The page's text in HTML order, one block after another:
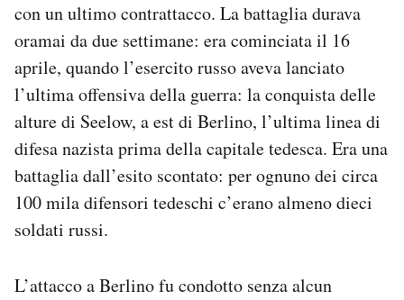
con un ultimo contrattacco. La battaglia durava
oramai da due settimane: era cominciata il 16
aprile, quando l’esercito russo aveva lanciato
l’ultima offensiva della guerra: la conquista delle
alture di Seelow, a est di Berlino, l’ultima linea di
difesa nazista prima della capitale tedesca. Era una
battaglia dall’esito scontato: per ognuno dei circa
100 mila difensori tedeschi c’erano almeno dieci
soldati russi.
L’attacco a Berlino fu condotto senza alcun